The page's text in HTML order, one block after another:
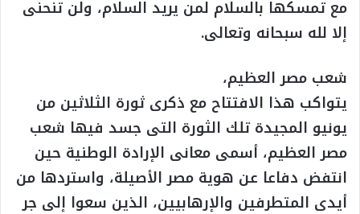
مع تمسكها بالسلام لمن يريد السلام، ولن تنحنى
إلا لله سبحانه وتعالى.
شعب مصر العظيم،
يتواكب هذا الافتتاح مع ذكرى ثورة الثلاثين من
يونيو المجيدة تلك الثورة التى جسد فيها شعب
مصر العظيم، أسمى معانى الإرادة الوطنية حين
انتفض دفاعا عن هوية مصر الأصيلة، واستردها من
أيدى المتطرفين والإرهابيين، الذين سعوا إلى جر